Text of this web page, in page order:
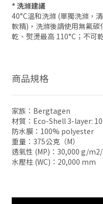
* 洗滌建議
40°C溫和洗滌 (單獨洗滌，
軟精)，洗滌後請使用無氟
乾、熨燙最高 110°C；不可
商品規格
家族：Bergtagen
材質：Eco-Shell 3-layer:
防水膜：100% polyester
重量：375公克（M）
透氣性 (MP)：30,000 g/
水壓柱 (WC)：20,000 mm